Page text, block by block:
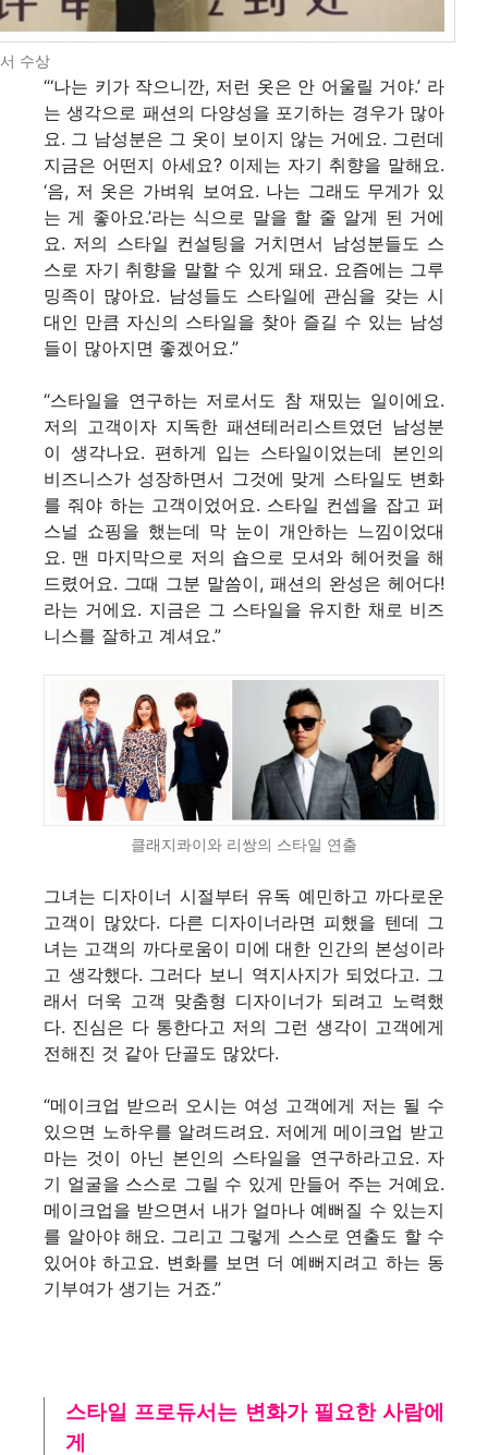
수상
“‘나는 키가 작으니깐, 저런 옷은 안 어울릴 거야.’ 라
는 생각으로 패션의 다양성을 포기하는 경우가 많아
요. 그 남성분은 그 옷이 보이지 않는 거에요. 그런데
지금은 어떤지 아세요? 이제는 자기 취향을 말해요.
‘음, 저 옷은 가벼워 보여요. 나는 그래도 무게가 있
는 게 좋아요.’라는 식으로 말을 할 줄 알게 된 거에
요. 저의 스타일 컨설팅을 거치면서 남성분들도 스
스로 자기 취향을 말할 수 있게 돼요. 요즘에는 그루
밍족이 많아요. 남성들도 스타일에 관심을 갖는 시
대인 만큼 자신의 스타일을 찾아 즐길 수 있는 남성
들이 많아지면 좋겠어요.”
“스타일을 연구하는 저로서도 참 재밌는 일이에요.
저의 고객이자 지독한 패션테러리스트였던 남성분
이 생각나요. 편하게 입는 스타일이었는데 본인의
비즈니스가 성장하면서 그것에 맞게 스타일도 변화
를 줘야 하는 고객이었어요. 스타일 컨셉을 잡고 퍼
스널 쇼핑을 했는데 막 눈이 개안하는 느낌이었대
요. 맨 마지막으로 저의 숍으로 모셔와 헤어컷을 해
드렸어요. 그때 그분 말씀이, 패션의 완성은 헤어다!
라는 거에요. 지금은 그 스타일을 유지한 채로 비즈
니스를 잘하고 계셔요.”
클래지콰이와 리쌍의 스타일 연출
그녀는 디자이너 시절부터 유독 예민하고 까다로운
고객이 많았다. 다른 디자이너라면 피했을 텐데 그
녀는 고객의 까다로움이 미에 대한 인간의 본성이라
고 생각했다. 그러다 보니 역지사지가 되었다고. 그
래서 더욱 고객 맞춤형 디자이너가 되려고 노력했
다. 진심은 다 통한다고 저의 그런 생각이 고객에게
전해진 것 같아 단골도 많았다.
“메이크업 받으러 오시는 여성 고객에게 저는 될 수
있으면 노하우를 알려드려요. 저에게 메이크업 받고
마는 것이 아닌 본인의 스타일을 연구하라고요. 자
기 얼굴을 스스로 그릴 수 있게 만들어 주는 거예요.
메이크업을 받으면서 내가 얼마나 예뻐질 수 있는지
를 알아야 해요. 그리고 그렇게 스스로 연출도 할 수
있어야 하고요. 변화를 보면 더 예뻐지려고 하는 동
기부여가 생기는 거죠.”
스타일 프로듀서는 변화가 필요한 사람에
게